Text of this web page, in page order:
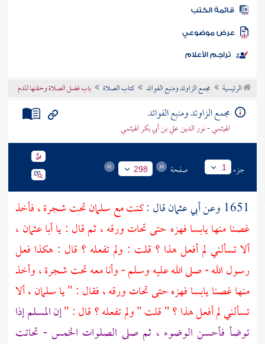
المكتبة
الكتب
موضوعي
تراجم الأعلام
الرئيسية مجمع الزاوئد ومنبع الفوائد كتاب الصلاة باب فضل الصلاة وحقنها للدم
مجمع الزاوئد ومنبع الفوائد
الهيثمي - نور الدين علي بن أبي بكر الهيثمي
جزء 1 صفحة 298
1651 وعن أبي عثمانقال :كنت معسلمانتحت شجرة ، فأخذ
غصنا منها يابسا فهزه حتى تحات ورقه ، ثم قال : ياأبا عثمان ،
ألا تسألني لم أفعل هذا ؟ قلت : ولم تفعله ؟ قال : هكذا فعل
رسول الله - صلى الله عليه وسلم - وأنا معه تحت شجرة ، وأخذ
منها غصنا يابسا فهزه حتى تحات ورقه ، فقال : " ياسلمان، ألا
تسألني لم أفعل هذا ؟ " قلت " ولم تفعله ؟ قال : "إن المسلم إذا
توضأ فأحسن الوضوء ، ثم صلى الصلوات الخمس - تحاتت